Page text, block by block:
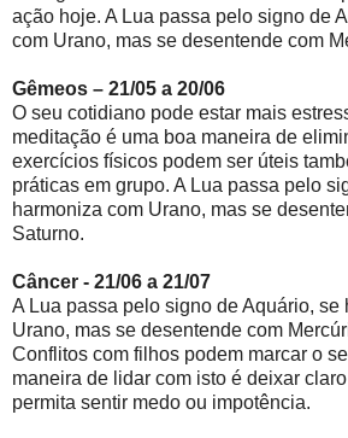
ação hoje. A Lua passa pelo signo de
com Urano, mas se desentende com
Gêmeos – 21/05 a 20/06
O seu cotidiano pode estar mais
meditação é uma boa maneira de
exercícios físicos podem ser úteis
práticas em grupo. A Lua passa pelo
harmoniza com Urano, mas se
Saturno.
Câncer - 21/06 a 21/07
A Lua passa pelo signo de Aquário, se
Urano, mas se desentende com
Conflitos com filhos podem marcar o
maneira de lidar com isto é deixar
permita sentir medo ou impotência.